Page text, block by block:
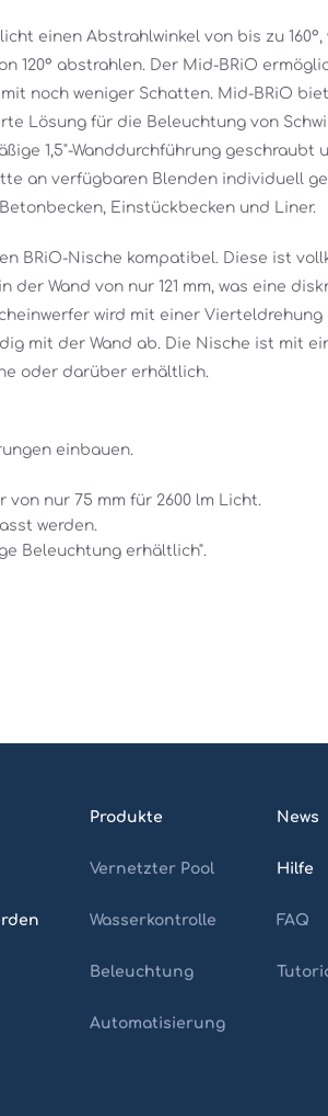
einen Abstrahlwinkel von bis zu 160°,
120° abstrahlen. Der Mid-BRiO
noch weniger Schatten. Mid-BRiO
Lösung für die Beleuchtung von
1,5"-Wanddurchführung geschraubt
an verfügbaren Blenden individuell
Einstückbecken und Liner.
BRiO-Nische kompatibel. Diese ist
Wand von nur 121 mm, was eine
wird mit einer Vierteldrehung
mit der Wand ab. Die Nische ist mit
oder darüber erhältlich.
einbauen.
von nur 75 mm für 2600 lm Licht.
werden.
Beleuchtung erhältlich".
Produkte
Vernetzter Pool
Wasserkontrolle
Beleuchtung
Automatisierung
News
Hilfe
FAQ